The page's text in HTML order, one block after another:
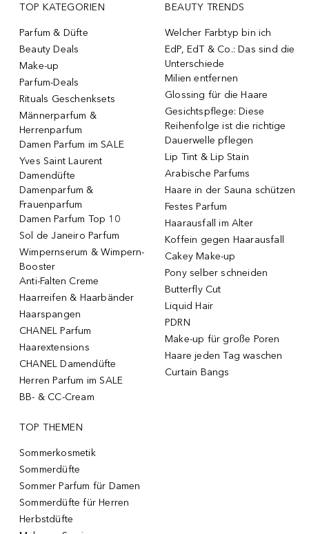
TOP KATEGORIEN
Parfum & Düfte
Beauty Deals
Make-up
Parfum-Deals
Rituals Geschenksets
Männerparfum &
Herrenparfum
Damen Parfum im SALE
Yves Saint Laurent
Damendüfte
Damenparfum &
Frauenparfum
Damen Parfum Top 10
Sol de Janeiro Parfum
Wimpernserum & Wimpern-
Booster
Anti-Falten Creme
Haarreifen & Haarbänder
Haarspangen
CHANEL Parfum
Haarextensions
CHANEL Damendüfte
Herren Parfum im SALE
BB- & CC-Cream
BEAUTY TRENDS
Welcher Farbtyp bin ich
EdP, EdT & Co.: Das sind die
Unterschiede
Milien entfernen
Glossing für die Haare
Gesichtspflege: Diese
Reihenfolge ist die richtige
Dauerwelle pflegen
Lip Tint & Lip Stain
Arabische Parfums
Haare in der Sauna schützen
Festes Parfum
Haarausfall im Alter
Koffein gegen Haarausfall
Cakey Make-up
Pony selber schneiden
Butterfly Cut
Liquid Hair
PDRN
Make-up für große Poren
Haare jeden Tag waschen
Curtain Bangs
TOP THEMEN
Sommerkosmetik
Sommerdüfte
Sommer Parfum für Damen
Sommerdüfte für Herren
Herbstdüfte